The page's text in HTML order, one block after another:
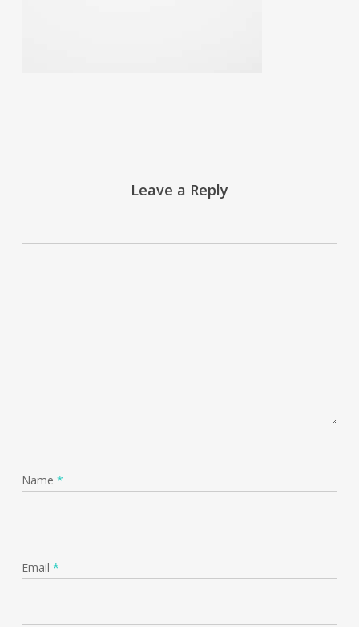
Leave a Reply
Name *
Email *